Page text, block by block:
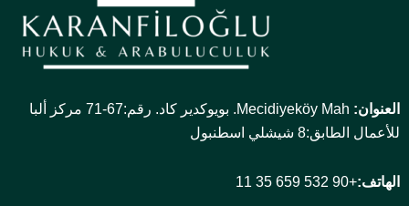
العنوان:
Mecidiyeköy Mah. بويوكدير كاد. رقم:67-71 مركز ألبا
للأعمال الطابق:8 شيشلي اسطنبول
الهاتف:+90 532 659 35 11